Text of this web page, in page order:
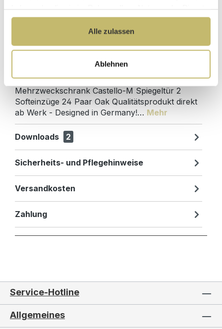
gesammelt haben.
Alle zulassen
Ablehnen
Produktdetails
Mehrzweckschrank Castello-M Spiegeltür 2
Softeinzüge 24 Paar Oak Qualitätsprodukt direkt
ab Werk - Designed in Germany!… Mehr
Downloads 2
Sicherheits- und Pflegehinweise
Versandkosten
Zahlung
Service-Hotline
Allgemeines